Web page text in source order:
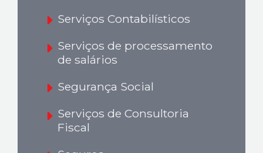
Serviços Contabilísticos
Serviços de processamento
de salários
Segurança Social
Serviços de Consultoria
Fiscal